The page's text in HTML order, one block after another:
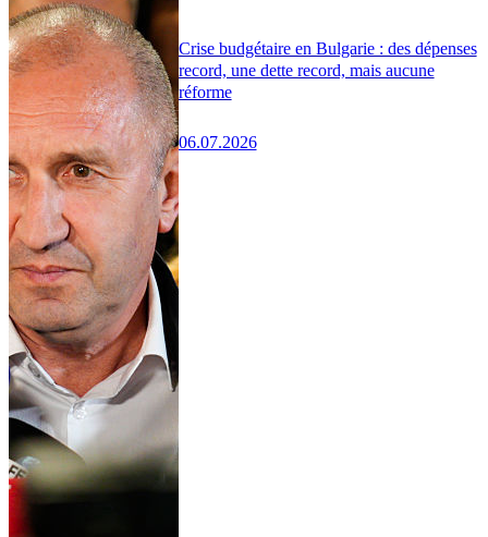
Crise budgétaire en Bulgarie : des dépenses
record, une dette record, mais aucune
réforme
06.07.2026